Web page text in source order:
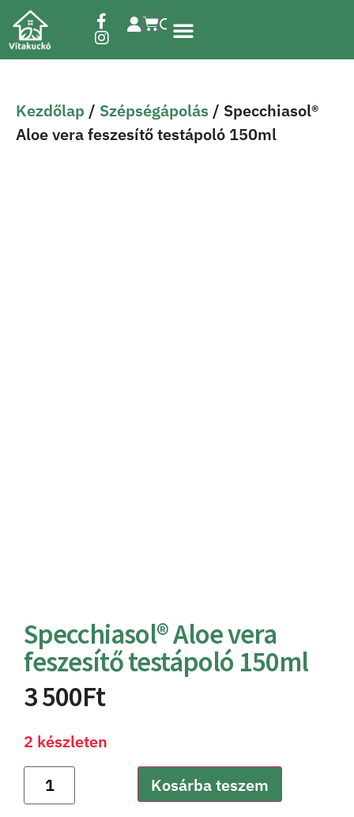
Kezdőlap / Szépségápolás / Specchiasol®
Aloe vera feszesítő testápoló 150ml
Specchiasol® Aloe vera
feszesítő testápoló 150ml
3 500Ft
2 készleten
Kosárba teszem